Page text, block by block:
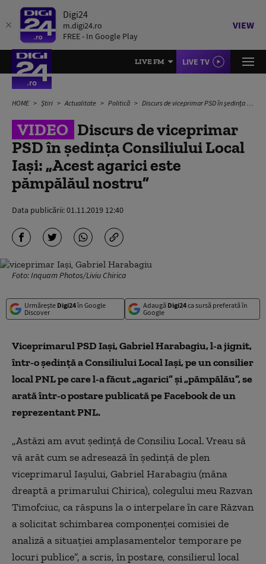
Digi24
m.digi24.ro
FREE - In Google Play
VIEW
LIVE FM LIVE TV
HOME Știri Actualitate Politică Discurs de viceprimar PSD în ședința Consiliului Local Iași: „Acest agarici este pămpălăul nostru”
VIDEO Discurs de viceprimar
PSD în ședința Consiliului Local
Iași: „Acest agarici este
pămpălăul nostru”
Data publicării:01.11.2019 12:40
Foto: Inquam Photos/Liviu Chirica
Urmărește Digi24în Google
Discover
Adaugă Digi24ca sursă preferată în
Google
Viceprimarul PSD Iași, Gabriel Harabagiu, l-a jignit,
într-o ședință a Consiliului Local Iași, pe un consilier
local PNL pe care l-a făcut „agarici” și „pămpălău”, se
arată într-o postare publicată pe Facebook de un
reprezentant PNL.
„Astăzi am avut ședință de Consiliu Local. Vreau să
vă arăt cum se adresează în ședință de plen
viceprimarul Iașului, Gabriel Harabagiu (mâna
dreaptă a primarului Chirica), colegului meu Razvan
Timofciuc, ca răspuns la o interpelare în care Răzvan
a solicitat schimbarea componenței comisiei de
analiză a situației amplasamentelor temporare pe
locuri publice”, a scris, în postare, consilierul local